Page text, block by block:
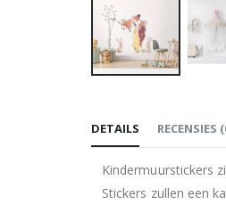
het
van
de
DETAILS
Kindermuurstickers
Stickers zullen een
RECENSIES (